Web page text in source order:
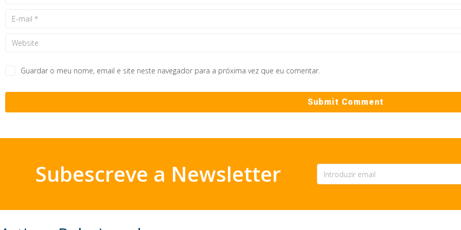
Guardar o meu nome, email e site neste navegador para a próxima vez que eu comentar.
Subescreve a Newsletter